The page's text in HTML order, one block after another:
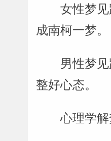
女性梦
成南柯一梦。
男性梦
整好心态。
心理学解